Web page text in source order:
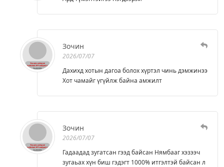
Зочин
2026/07/07
Дахихд хотын дагоа болох хүртэл чинь дэмжинээ
Хот чамайг үгүйлж байна амжилт
Зочин
2026/07/07
Гадаадад зугатсан гээд байсан Нямбааг хэзээч
зугаьах хүн биш гэдэгт 1000% итгэлтэй байсан л